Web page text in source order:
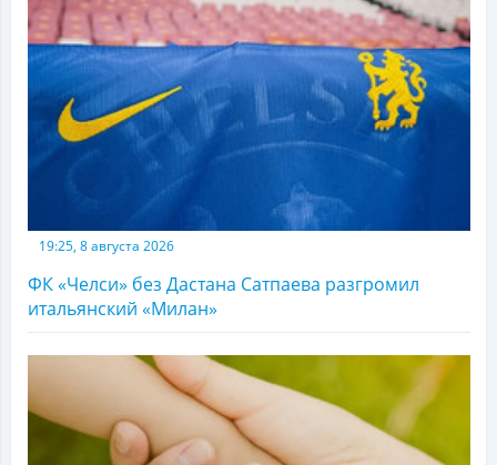
19:25, 8 августа 2026
ФК «Челси» без Дастана Сатпаева разгромил
итальянский «Милан»